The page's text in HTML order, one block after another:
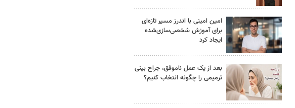
امین امینی با اندرز مسیر تازه‌ای
برای آموزش شخصی‌سازی‌شده
ایجاد کرد
بعد از یک عمل ناموفق، جراح بینی
ترمیمی را چگونه انتخاب کنیم؟